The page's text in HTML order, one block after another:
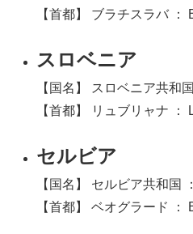
【首都】 ブラチスラバ ：
スロベニア
【国名】 スロベニア共和
【首都】 リュブリャナ ：
セルビア
【国名】 セルビア共和国
【首都】 ベオグラード ：